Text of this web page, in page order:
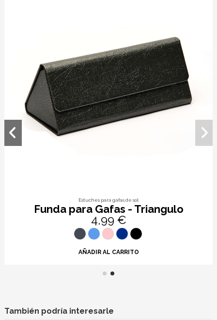
Estuches para gafas de sol
Funda para Gafas - Triangulo
4,99 €
AÑADIR AL CARRITO
También podría interesarle